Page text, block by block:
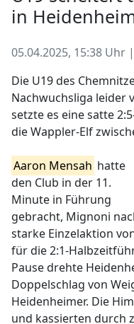
in
05.04.2025, 15:38 Uhr
Die U19 des
Nachwuchsliga leider
setzte es eine satte
die Wappler-Elf
Aaron Mensah hatte
den Club in der 11.
Minute in Führung
gebracht, Mignoni
starke Einzelaktion
für die 2:1-
Pause drehte
Doppelschlag von
Heidenheimer. Die
und kassierten durch